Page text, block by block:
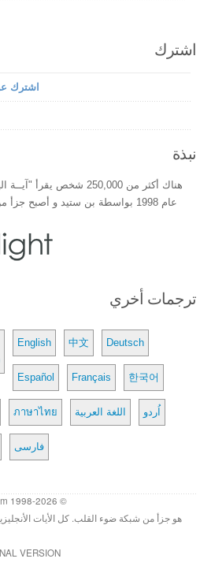
اشترك
اشترك
نبذة
هناك أكثر من 250,000 شخص
عام 1998 بواسطة بن ستيد و أصبح جزأ من شبكة Heartlight فى عام 2000
ترجمات أخري
English 中文 Deutsch
Español Français 한국어
ภาษาไทย اللغة العربية اُردو
فارسی
© 1998-2026 Heartlight, Inc. Verseoftheday.com
هو جزأ من شبكة ضوء القلب. كل الأيات
VERSION